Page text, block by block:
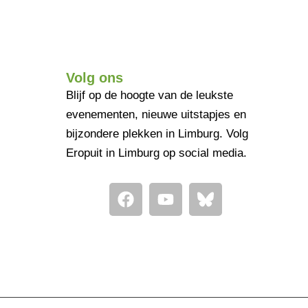
Volg ons
Blijf op de hoogte van de leukste
evenementen, nieuwe uitstapjes en
bijzondere plekken in Limburg. Volg
Eropuit in Limburg op social media.
F
a
Y
o